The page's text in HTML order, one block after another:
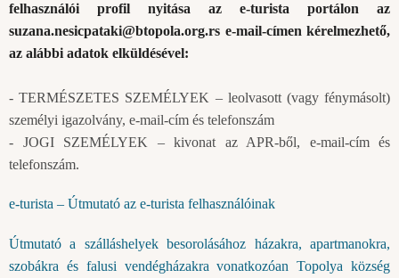
felhasználói profil nyitása az e-turista portálon az
suzana.nesicpataki@btopola.org.rs e-mail-címen kérelmezhető,
az alábbi adatok elküldésével:
- TERMÉSZETES SZEMÉLYEK – leolvasott (vagy fénymásolt)
személyi igazolvány, e-mail-cím és telefonszám
- JOGI SZEMÉLYEK – kivonat az APR-ből, e-mail-cím és
telefonszám.
e-turista – Útmutató az e-turista felhasználóinak
Útmutató a szálláshelyek besorolásához házakra, apartmanokra,
szobákra és falusi vendégházakra vonatkozóan Topolya község